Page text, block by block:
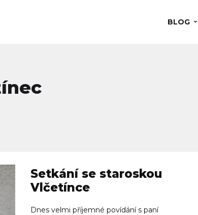
BLOG
Setkání se staroskou
Vlčetínce
Dnes velmi příjemné povídání s paní